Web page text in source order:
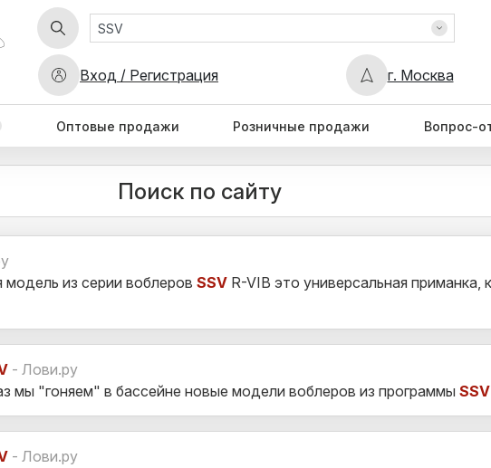
Вход / Регистрация г. Москва
Оптовые продажи Розничные продажи Вопрос-
Поиск по сайту
из серии воблеров SSV R-VIB это универсальная приманка,
- Лови.ру
мы "гоняем" в бассейне новые модели воблеров из программы SSV
- Лови.ру